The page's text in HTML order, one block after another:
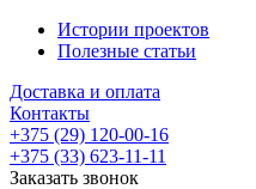
Истории проектов
Полезные статьи
Доставка и оплата
Контакты
+375 (29) 120-00-16
+375 (33) 623-11-11
Заказать звонок